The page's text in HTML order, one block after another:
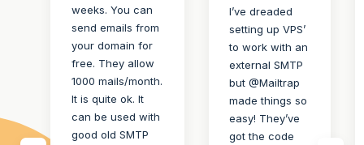
weeks. You can
send emails from
your domain for
free. They allow
1000 mails/month.
It is quite ok. It
can be used with
good old SMTP
I’ve dreaded
setting up VPS’
to work with an
external SMTP
but @Mailtrap
made things so
easy! They’ve
got the code